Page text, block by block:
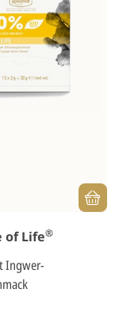
of Life®
Ingwer-